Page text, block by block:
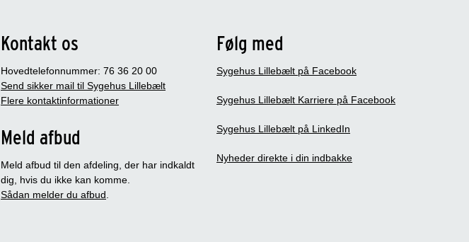
Kontakt os
Hovedtelefonnummer: 76 36 20 00
Send sikker mail til Sygehus Lillebælt
Flere kontaktinformationer
Meld afbud
Meld afbud til den afdeling, der har indkaldt
dig, hvis du ikke kan komme.
Sådan melder du afbud
Følg med
Sygehus Lillebælt på Facebook
Sygehus Lillebælt Karriere på Facebook
Sygehus Lillebælt på LinkedIn
Nyheder direkte i din indbakke